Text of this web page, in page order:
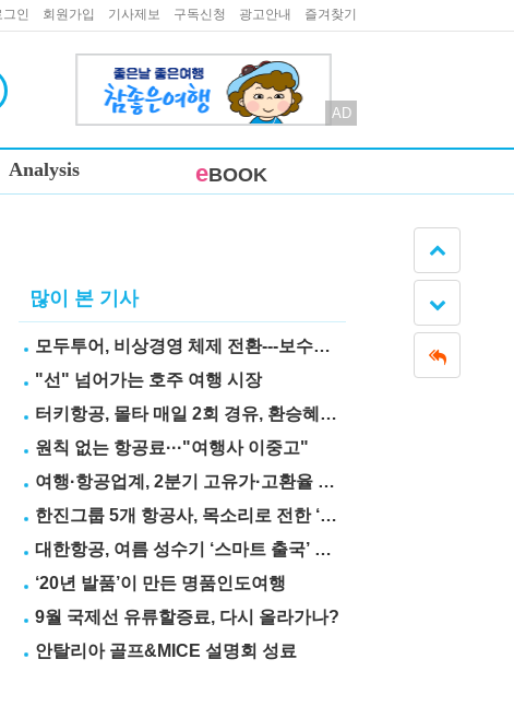
그인 회원가입 기사제보 구독신청 광고안내 즐겨찾기
AD
Analysis eBOOK
많이 본 기사
모두투어, 비상경영 체제 전환---보수도 삭감
"선" 넘어가는 호주 여행 시장
터키항공, 몰타 매일 2회 경유, 환승혜택 눈길
원칙 없는 항공료···"여행사 이중고"
여행·항공업계, 2분기 고유가·고환율 직격탄
한진그룹 5개 항공사, 목소리로 전한 ‘재능기부’
대한항공, 여름 성수기 ‘스마트 출국’ 꿀팁 3가지 공개
‘20년 발품’이 만든 명품인도여행
9월 국제선 유류할증료, 다시 올라가나?
안탈리아 골프&MICE 설명회 성료